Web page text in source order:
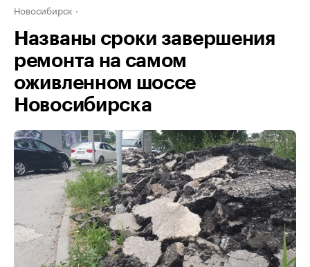
Новосибирск
Названы сроки завершения
ремонта на самом
оживленном шоссе
Новосибирска